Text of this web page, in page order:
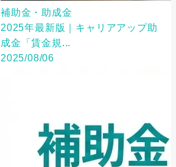
補助金・助成金
2025年最新版｜キャリアアップ助
成金「賃金規...
2025/08/06